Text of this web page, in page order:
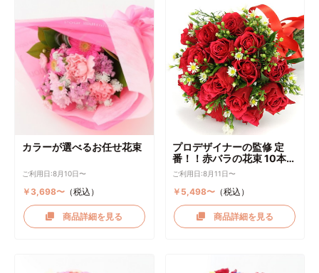
カラーが選べるお任せ花束
ご利用日:8月10日〜
￥3,698〜（税込）
商品詳細を見る
プロデザイナーの監修 定
番！！赤バラの花束 10本～
選択可能
ご利用日:8月11日〜
￥5,498〜 （税込）
商品詳細を見る